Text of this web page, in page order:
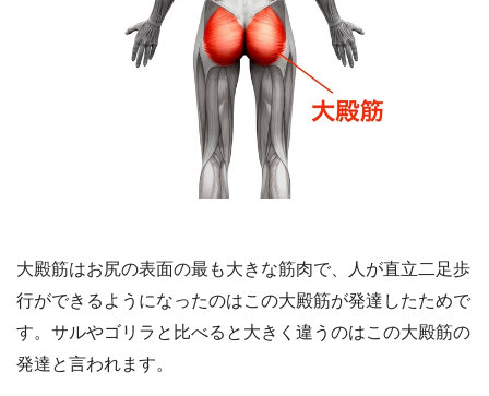
大殿筋はお尻の表面の最も大きな筋肉で、人が直立二足歩
行ができるようになったのはこの大殿筋が発達したためで
す。サルやゴリラと比べると大きく違うのはこの大殿筋の
発達と言われます。